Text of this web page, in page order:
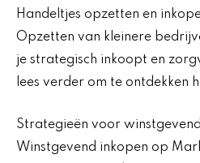
Handeltjes opzetten en
Opzetten van kleinere
je strategisch inkoopt en
lees verder om te ontdekken
Strategieën voor
Winstgevend inkopen op